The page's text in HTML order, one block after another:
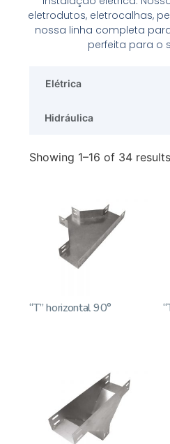
eletrodutos, eletrocalhas,
nossa linha completa
perfeita para o
Elétrica
Hidráulica
Showing 1–16 of 34 results
“T” horizontal 90°